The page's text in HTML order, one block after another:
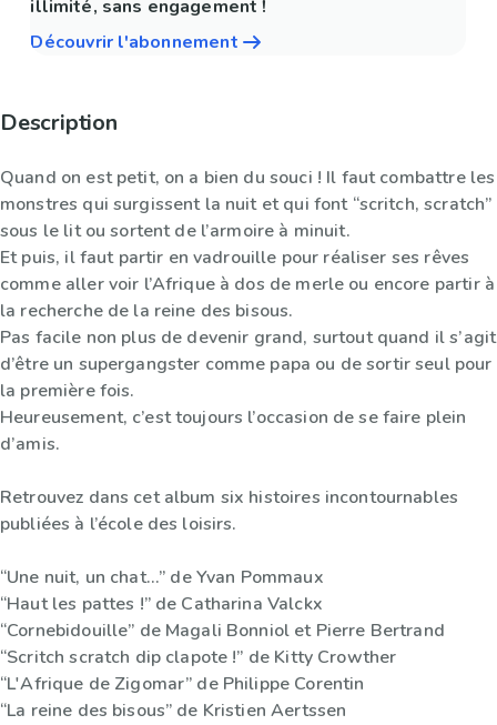
illimité, sans engagement !
Découvrir l'abonnement
Description
Quand on est petit, on a bien du souci ! Il faut combattre les
monstres qui surgissent la nuit et qui font “scritch, scratch”
sous le lit ou sortent de l’armoire à minuit.
Et puis, il faut partir en vadrouille pour réaliser ses rêves
comme aller voir l’Afrique à dos de merle ou encore partir à
la recherche de la reine des bisous.
Pas facile non plus de devenir grand, surtout quand il s’agit
d’être un supergangster comme papa ou de sortir seul pour
la première fois.
Heureusement, c’est toujours l’occasion de se faire plein
d’amis.
Retrouvez dans cet album six histoires incontournables
publiées à l’école des loisirs.
“Une nuit, un chat...” de Yvan Pommaux
“Haut les pattes !” de Catharina Valckx
“Cornebidouille” de Magali Bonniol et Pierre Bertrand
“Scritch scratch dip clapote !” de Kitty Crowther
“L'Afrique de Zigomar” de Philippe Corentin
“La reine des bisous” de Kristien Aertssen